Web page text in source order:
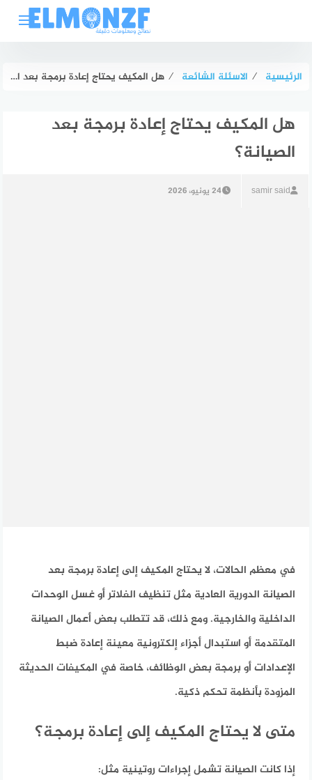
الرئيسية ⁄ الاسئلة الشائعة ⁄ هل المكيف يحتاج إعادة برمجة بعد الصيانة؟
هل المكيف يحتاج إعادة برمجة بعد
الصيانة؟
samir said 24 يونيو، 2026
في معظم الحالات، لا يحتاج المكيف إلى إعادة برمجة بعد
الصيانة الدورية العادية مثل تنظيف الفلاتر أو غسل الوحدات
الداخلية والخارجية. ومع ذلك، قد تتطلب بعض أعمال الصيانة
المتقدمة أو استبدال أجزاء إلكترونية معينة إعادة ضبط
الإعدادات أو برمجة بعض الوظائف، خاصة في المكيفات الحديثة
المزودة بأنظمة تحكم ذكية.
متى لا يحتاج المكيف إلى إعادة برمجة؟
إذا كانت الصيانة تشمل إجراءات روتينية مثل: